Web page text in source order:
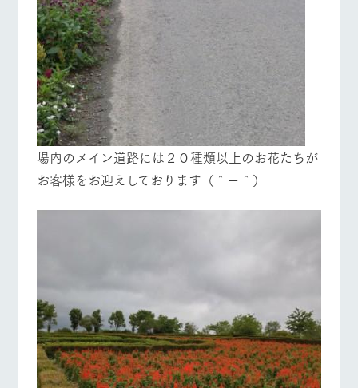
場内のメイン道路には２０種類以上のお花たちが
お客様をお迎えしております（＾－＾）